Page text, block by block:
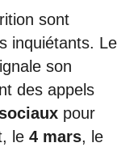
sont
inquiétants. Le
son
des appels
pour
le 4 mars, le